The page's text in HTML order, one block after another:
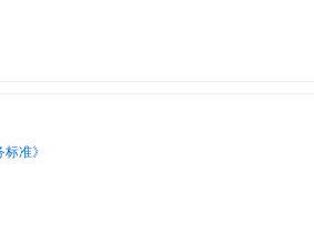
标准》